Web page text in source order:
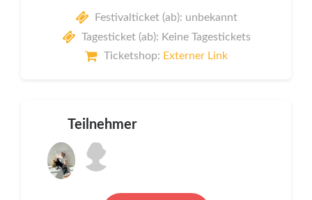
Festivalticket (ab): unbekannt
Tagesticket (ab): Keine Tagestickets
Ticketshop: Externer Link
Teilnehmer